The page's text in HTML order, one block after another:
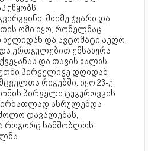
უწყობს.
მძიმე ჯვარი და
ომი იყო, რომელმაც
და ავტომატი აეღო.
ერთგულებით ემსახურა
და თავის ხალხს.
პირველივე დღიდან
რიგებში. იყო 23-ე
პირველი ტუგუროვკის
ასრულებდა
დავალებას,
როგორც სამშობლოს